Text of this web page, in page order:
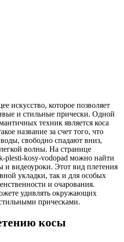
и стильные прически. Одной
техник является коса
название за счет того, что
свободно спадают вниз,
волны. На странице
plesti-kosy-vodopad можно найти
и видеоуроки. Этот вид плетения
укладки, так и для особых
и очарования.
удивлять окружающих
прическами.
косы